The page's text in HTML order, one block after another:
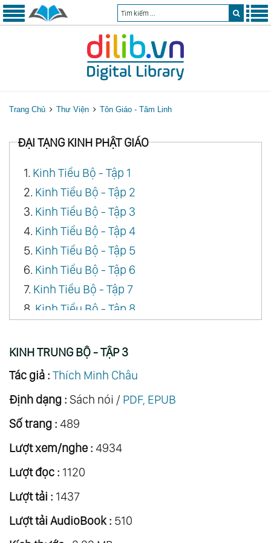
Trang Chủ Thư Viện Tôn Giáo - Tâm Linh
ĐẠI TẠNG KINH PHẬT GIÁO
1. Kinh Tiểu Bộ - Tập 1
2. Kinh Tiểu Bộ - Tập 2
3. Kinh Tiểu Bộ - Tập 3
4. Kinh Tiểu Bộ - Tập 4
5. Kinh Tiểu Bộ - Tập 5
6. Kinh Tiểu Bộ - Tập 6
7. Kinh Tiểu Bộ - Tập 7
8. Kinh Tiểu Bộ - Tập 8
10.Kinh Tiểu Bộ - Tập 10
11.Kinh Tiểu Bộ - Tập 11
12.
13.Kinh Trung Bộ - Tập 1
14.Kinh Trung Bộ - Tập 2
15.Kinh Trung Bộ - Tập 3
16. Kinh Trường Bộ - Tập 1
17.
Kinh Trường Bộ - Tập 2
18.Kinh Trường Bộ - Tập 3
19.Kinh Tương Ưng Bộ - Tập 1
KINH TRUNG BỘ - TẬP 3
Tác giả : Thích Minh Châu
Định dạng : Sách nói / PDF, EPUB
Số trang : 489
Lượt xem/nghe : 4934
Lượt đọc : 1120
Lượt tải : 1437
Lượt tải AudioBook : 510